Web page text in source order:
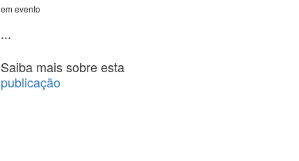
em evento
...
Saiba mais sobre esta
publicação